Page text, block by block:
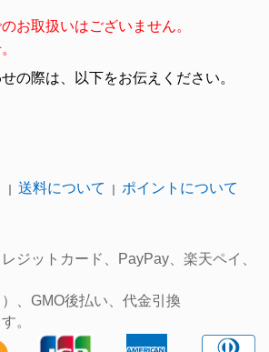
お取扱いはございません。
の際は、以下をお伝えください。
送料について ポイントについて
ジットカード、PayPay、楽天ペイ、
、GMO後払い、代金引換
。